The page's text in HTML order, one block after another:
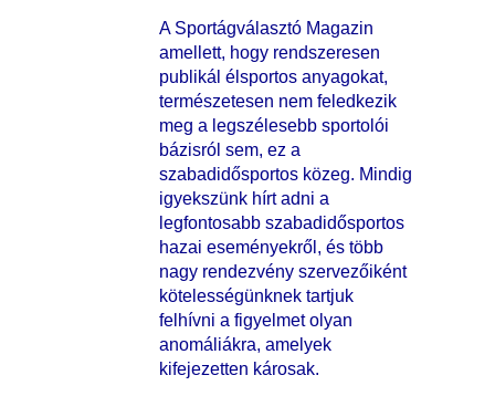
A Sportágválasztó Magazin
amellett, hogy rendszeresen
publikál élsportos anyagokat,
természetesen nem feledkezik
meg a legszélesebb sportolói
bázisról sem, ez a
szabadidősportos közeg. Mindig
igyekszünk hírt adni a
legfontosabb szabadidősportos
hazai eseményekről, és több
nagy rendezvény szervezőiként
kötelességünknek tartjuk
felhívni a figyelmet olyan
anomáliákra, amelyek
kifejezetten károsak.